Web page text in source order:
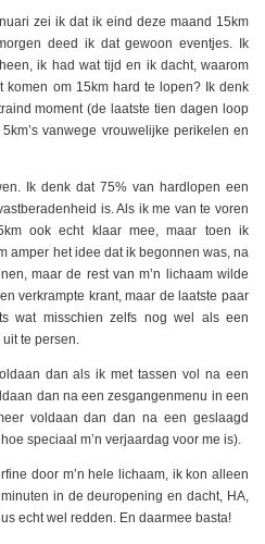
zei ik dat ik eind deze maand 15km
deed ik dat gewoon eventjes. Ik
ik had wat tijd en ik dacht, waarom
komen om 15km hard te lopen? Ik denk
moment (de laatste tien dagen loop
vanwege vrouwelijke perikelen en
Ik denk dat 75% van hardlopen een
is. Als ik me van te voren
ook echt klaar mee, maar toen ik
amper het idee dat ik begonnen was, na
maar de rest van m’n lichaam wilde
verkrampte krant, maar de laatste paar
wat misschien zelfs nog wel als een
te persen.
dan als ik met tassen vol na een
dan na een zesgangenmenu in een
voldaan dan dan na een geslaagd
speciaal m’n verjaardag voor me is).
door m’n hele lichaam, ik kon alleen
in de deuropening en dacht, HA,
echt wel redden. En daarmee basta!